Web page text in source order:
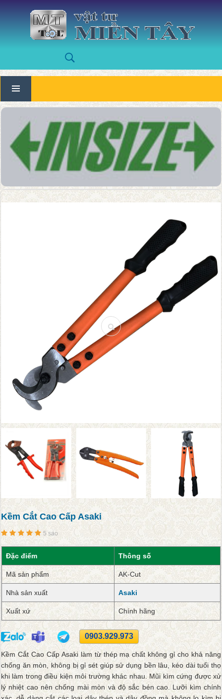
Kềm Cắt Cao Cấp Asaki
5 sao
Đặc điểm Thông số
Mã sản phẩm AK-Cut
Nhà sản xuất Asaki
Xuất xứ Chính hãng
0903.929.973
Kềm Cắt Cao Cấp Asaki làm từ thép mạ chất không gỉ cho khả năng
chống ăn mòn, không bị gỉ sét giúp sử dụng bền lâu, kéo dài tuổi thọ
khi làm trong điều kiện môi trường khác nhau. Mũi kìm cứng được xử
lý nhiệt cao nên chống mài mòn và độ sắc bén cao. Lưỡi kìm chính